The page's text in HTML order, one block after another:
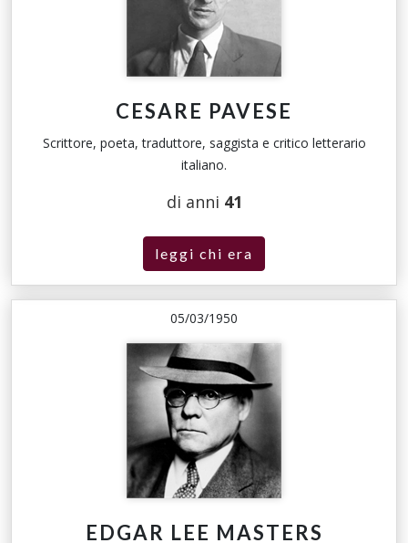
CESARE PAVESE
Scrittore, poeta, traduttore, saggista e critico letterario
italiano.
di anni 41
leggi chi era
05/03/1950
EDGAR LEE MASTERS